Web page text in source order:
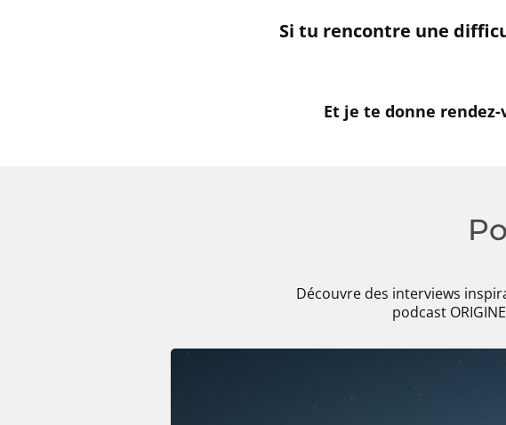
Si tu rencontre une
Et je te donne rendez-
Découvre des interviews
podcast